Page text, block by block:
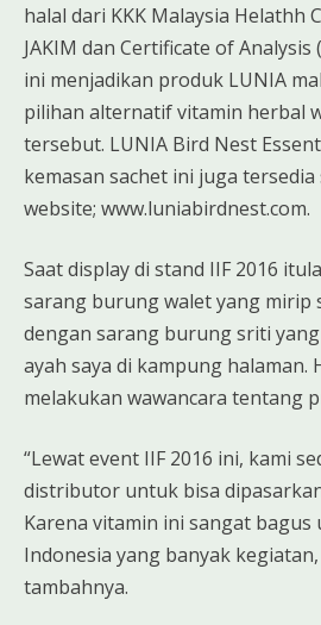
halal dari KKK Malaysia Helathh
JAKIM dan Certificate of Analysis
ini menjadikan produk LUNIA
pilihan alternatif vitamin herbal
tersebut. LUNIA Bird Nest
kemasan sachet ini juga
website; www.luniabirdnest.com.
Saat display di stand IIF 2016
sarang burung walet yang mirip
dengan sarang burung sriti
ayah saya di kampung halaman.
melakukan wawancara tentang
“Lewat event IIF 2016 ini, kami
distributor untuk bisa
Karena vitamin ini sangat
Indonesia yang banyak
tambahnya.